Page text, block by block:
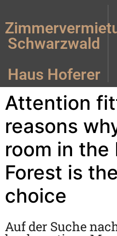
Schwarzwald
Haus Hoferer
Attention
reasons
room in the
Forest is
choice
Auf der Suche